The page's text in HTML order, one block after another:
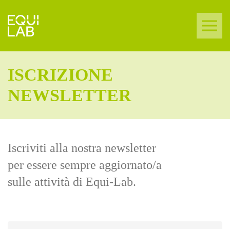
ISCRIZIONE
NEWSLETTER
Iscriviti alla nostra newsletter
per essere sempre aggiornato/a
sulle attività di Equi-Lab.